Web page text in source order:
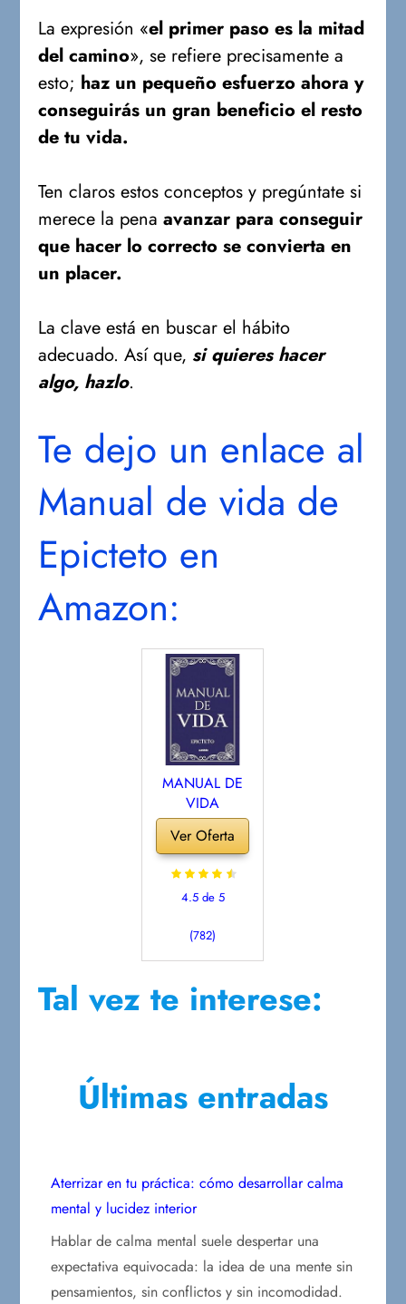
La expresión «el primer paso es la mitad
del camino», se refiere precisamente a
esto; haz un pequeño esfuerzo ahora y
conseguirás un gran beneficio el resto
de tu vida.
Ten claros estos conceptos y pregúntate si
merece la penaavanzar para conseguir
que hacer lo correcto se convierta en
un placer.
La clave está en buscar el hábito
adecuado. Así que, si quieres hacer
algo, hazlo.
Te dejo un enlace al
Manual de vida de
Epicteto en
Amazon:
MANUAL DE
VIDA
Ver Oferta
4.5 de 5
(782)
Tal vez te interese:
Últimas entradas
Aterrizar en tu práctica: cómo desarrollar calma
mental y lucidez interior
Hablar de calma mental suele despertar una
expectativa equivocada: la idea de una mente sin
pensamientos, sin conflictos y sin incomodidad.